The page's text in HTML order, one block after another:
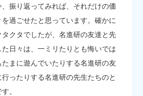
振り返ってみれば、それだけの価
過ごせたと思っています。確かに
クタでしたが、名進研の友達と先
日々は、一ミリたりとも悔いでは
まに遊んでいたりする名進研の友
ったりする名進研の先生たちのと
。